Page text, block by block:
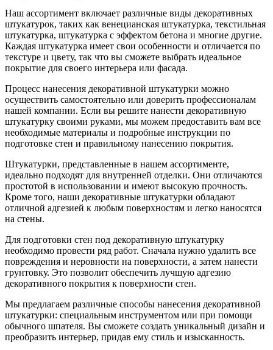
Наш ассортимент включает различные виды декоративных
штукатурок, таких как венецианская штукатурка, текстильная
штукатурка, штукатурка с эффектом бетона и многие другие.
Каждая штукатурка имеет свои особенности и отличается по
текстуре и цвету, так что вы сможете выбрать идеальное
покрытие для своего интерьера или фасада.
Процесс нанесения декоративной штукатурки можно
осуществить самостоятельно или доверить профессионалам
нашей компании. Если вы решите нанести декоративную
штукатурку своими руками, мы можем предоставить вам все
необходимые материалы и подробные инструкции по
подготовке стен и правильному нанесению покрытия.
Штукатурки, представленные в нашем ассортименте,
идеально подходят для внутренней отделки. Они отличаются
простотой в использовании и имеют высокую прочность.
Кроме того, наши декоративные штукатурки обладают
отличной адгезией к любым поверхностям и легко наносятся
на стены.
Для подготовки стен под декоративную штукатурку
необходимо провести ряд работ. Сначала нужно удалить все
повреждения и неровности на поверхности, а затем нанести
грунтовку. Это позволит обеспечить лучшую адгезию
декоративного покрытия к поверхности стен.
Мы предлагаем различные способы нанесения декоративной
штукатурки: специальным инструментом или при помощи
обычного шпателя. Вы сможете создать уникальный дизайн и
преобразить интерьер, придав ему стиль и изысканность.